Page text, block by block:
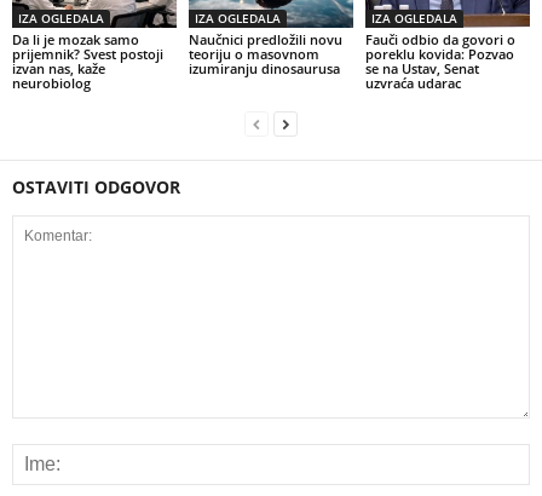
IZA OGLEDALA
Da li je mozak samo
prijemnik? Svest postoji
izvan nas, kaže
neurobiolog
IZA OGLEDALA
Naučnici predložili novu
teoriju o masovnom
izumiranju dinosaurusa
IZA OGLEDALA
Fauči odbio da govori o
poreklu kovida: Pozvao
se na Ustav, Senat
uzvraća udarac
OSTAVITI ODGOVOR